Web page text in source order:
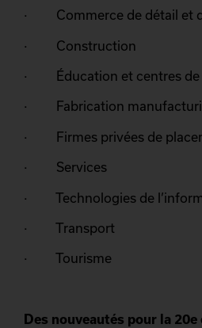
· Commerce de détail et
· Construction
· Éducation et centres de
· Fabrication
· Firmes privées de
· Services
· Technologies de
· Transport
· Tourisme
Des nouveautés pour la